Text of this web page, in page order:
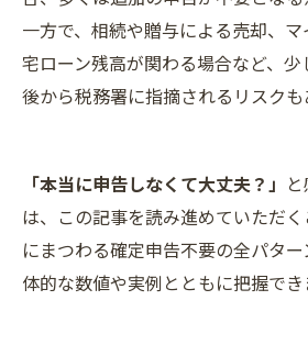
一方で、相続や贈与による売却、
宅ローン残高が関わる場合など、
後から税務署に指摘されるリスクも
「本当に申告しなくて大丈夫？」
は、この記事を読み進めていただ
にまつわる確定申告不要の全パタ
体的な数値や実例とともに把握でき